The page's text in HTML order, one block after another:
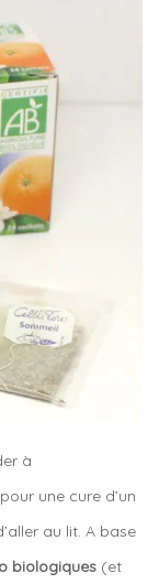
à
une cure d’un
au lit. A base
biologiques (et